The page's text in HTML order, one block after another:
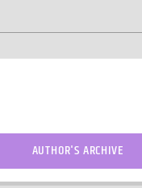
AUTHOR'S ARCHIVE